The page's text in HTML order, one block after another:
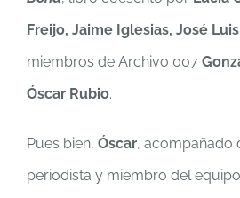
Freijo, Jaime Iglesias, José
miembros de Archivo 007
Óscar Rubio.
Pues bien, Óscar, acompañado
periodista y miembro del